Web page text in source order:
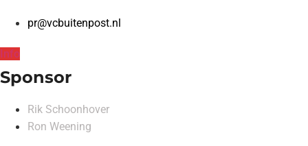
pr@vcbuitenpost.nl
Info
Sponsor
Rik Schoonhover
Ron Weening